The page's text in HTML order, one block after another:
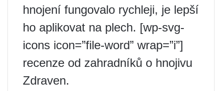
hnojení fungovalo rychleji, je lepší
ho aplikovat na plech. [wp-svg-
icons icon=”file-word” wrap=”i”]
recenze od zahradníků o hnojivu
Zdraven.